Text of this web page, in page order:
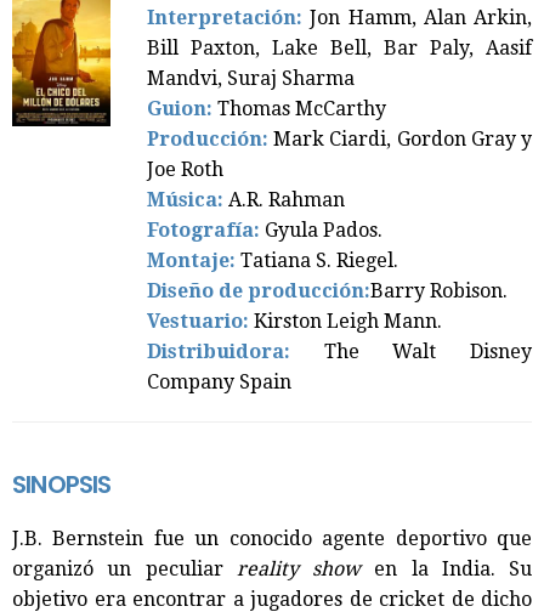
Interpretación:Jon Hamm, Alan Arkin,
Bill Paxton, Lake Bell, Bar Paly, Aasif
Mandvi, Suraj Sharma
Guion: Thomas McCarthy
Producción: Mark Ciardi, Gordon Gray y
Joe Roth
Música: A.R. Rahman
Fotografía: Gyula Pados.
Montaje: Tatiana S. Riegel.
Diseño de producción:Barry Robison.
Vestuario: Kirston Leigh Mann.
Distribuidora:
The Walt Disney
Company Spain
SINOPSIS
J.B. Bernstein fue un conocido agente deportivo que
organizó un peculiar reality showen la India. Su
objetivo era encontrar a jugadores de cricket de dicho